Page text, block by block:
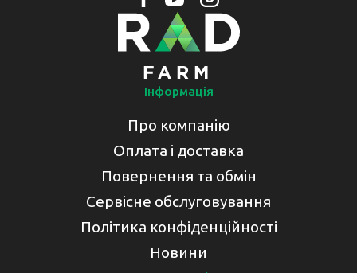
Інформація
Про компанію
Оплата і доставка
Повернення та обмін
Сервісне обслуговування
Політика конфіденційності
Новини